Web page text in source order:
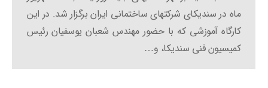
ماه در سندیکای شرکتهای ساختمانی ایران برگزار شد. در این
کارگاه آموزشی که با حضور مهندس شعبان یوسفیان رئیس
کمیسیون فنی سندیکا، و…